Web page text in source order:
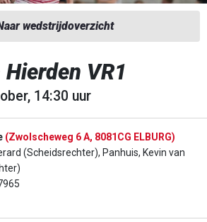
wedstrijdoverzicht
Hierden VR1
14:30 uur
(Zwolscheweg 6 A, 8081CG ELBURG)
(Scheidsrechter), Panhuis, Kevin van